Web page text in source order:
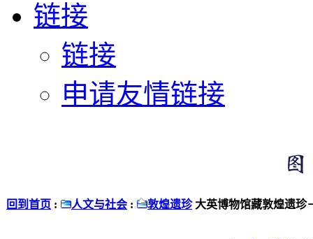
链接
链接
申请友情链接
回到首页 : 人文与社会 : 敦煌遗珍大英博物馆藏敦煌遗珍